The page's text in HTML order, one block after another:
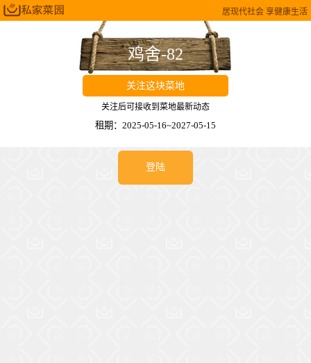
居现代社会 享健康生活
鸡舍-82
关注这块菜地
关注后可接收到菜地最新动态
租期：2025-05-16~2027-05-15
登陆